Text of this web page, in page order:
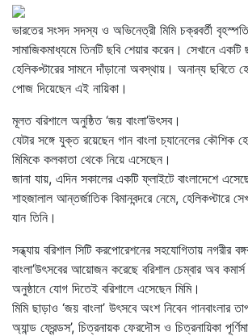
ভারতের সংসদ সদস্য ও অভিনেত্রী মিমি চক্রবর্তী
সামাজিকমাধ্যমে তিনটি ছবি শেয়ার করেন। সেখানে একটি
হেলিকপ্টারের সামনে দাঁড়ানো অবস্থায়। অনান্য ছবিতে
পোজ দিয়েছেন এই নায়িকা।
মূলত বরিশালে অনুষ্ঠিত ‘জয় বাংলা’উৎসব।
যেটার সঙ্গে যুক্ত রয়েছেন গান বাংলা চ্যানেলের কৌশিক
মিমিকে কলকাতা থেকে নিয়ে এসেছেন।
জানা যায়, এদিন সকালের একটি ফ্লাইটে বাংলাদেশে
শাহজালাল আন্তর্জাতিক বিমানবন্দরে নেমে, হেলিকপ্টারে
যান তিনি।
সন্ধ্যায় বরিশাল সিটি করপোরেশনের সহযোগিতায় নগরীর
বাংলা’উৎসবের আয়োজন করেছে বরিশাল চেম্বার অব কমার্স
অনুষ্ঠানে যোগ দিতেই বরিশালে এসেছেন মিমি।
মিমি ছাড়াও ‘জয় বাংলা’ উৎসবে অংশ নিবেন গানবাংলার
অ্যান্ড ফ্রেন্ডস’, চিত্রনায়ক ফেরদৌস ও চিত্রনায়িকা